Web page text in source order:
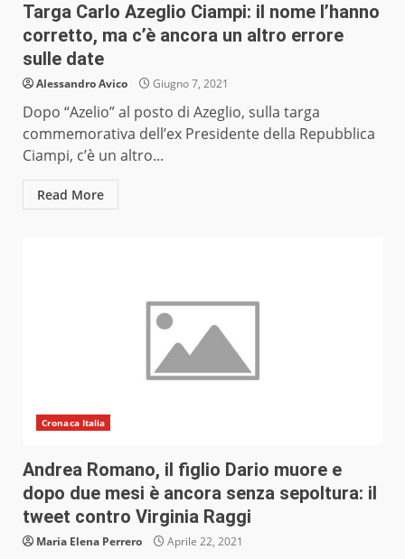
Targa Carlo Azeglio Ciampi: il nome l’hanno
corretto, ma c’è ancora un altro errore
sulle date
Alessandro Avico Giugno 7, 2021
Dopo “Azelio” al posto di Azeglio, sulla targa
commemorativa dell’ex Presidente della Repubblica
Ciampi, c’è un altro...
Read More
Cronaca Italia
Andrea Romano, il figlio Dario muore e
dopo due mesi è ancora senza sepoltura: il
tweet contro Virginia Raggi
Maria Elena Perrero Aprile 22, 2021